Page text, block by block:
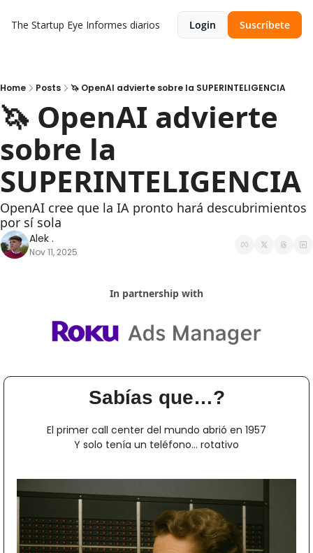
The Startup Eye Informes diarios Login Suscríbete
Home Posts 🦄 OpenAI advierte sobre la SUPERINTELIGENCIA
🦄 OpenAI advierte
sobre la
SUPERINTELIGENCIA
OpenAI cree que la IA pronto hará descubrimientos
por sí sola
Alek .
Nov 11, 2025
In partnership with
Sabías que…?
El primer call center del mundo abrió en 1957
Y solo tenía un teléfono… rotativo